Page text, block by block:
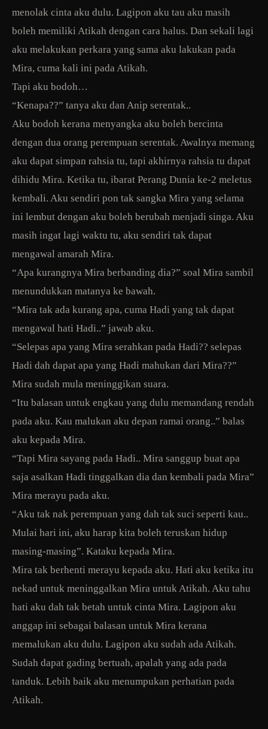
menolak cinta aku dulu. Lagipon aku tau aku masih
boleh memiliki Atikah dengan cara halus. Dan sekali lagi
aku melakukan perkara yang sama aku lakukan pada
Mira, cuma kali ini pada Atikah.
Tapi aku bodoh…
“Kenapa??” tanya aku dan Anip serentak..
Aku bodoh kerana menyangka aku boleh bercinta
dengan dua orang perempuan serentak. Awalnya memang
aku dapat simpan rahsia tu, tapi akhirnya rahsia tu dapat
dihidu Mira. Ketika tu, ibarat Perang Dunia ke-2 meletus
kembali. Aku sendiri pon tak sangka Mira yang selama
ini lembut dengan aku boleh berubah menjadi singa. Aku
masih ingat lagi waktu tu, aku sendiri tak dapat
mengawal amarah Mira.
“Apa kurangnya Mira berbanding dia?” soal Mira sambil
menundukkan matanya ke bawah.
“Mira tak ada kurang apa, cuma Hadi yang tak dapat
mengawal hati Hadi..” jawab aku.
“Selepas apa yang Mira serahkan pada Hadi?? selepas
Hadi dah dapat apa yang Hadi mahukan dari Mira??”
Mira sudah mula meninggikan suara.
“Itu balasan untuk engkau yang dulu memandang rendah
pada aku. Kau malukan aku depan ramai orang..” balas
aku kepada Mira.
“Tapi Mira sayang pada Hadi.. Mira sanggup buat apa
saja asalkan Hadi tinggalkan dia dan kembali pada Mira”
Mira merayu pada aku.
“Aku tak nak perempuan yang dah tak suci seperti kau..
Mulai hari ini, aku harap kita boleh teruskan hidup
masing-masing”. Kataku kepada Mira.
Mira tak berhenti merayu kepada aku. Hati aku ketika itu
nekad untuk meninggalkan Mira untuk Atikah. Aku tahu
hati aku dah tak betah untuk cinta Mira. Lagipon aku
anggap ini sebagai balasan untuk Mira kerana
memalukan aku dulu. Lagipon aku sudah ada Atikah.
Sudah dapat gading bertuah, apalah yang ada pada
tanduk. Lebih baik aku menumpukan perhatian pada
Atikah.